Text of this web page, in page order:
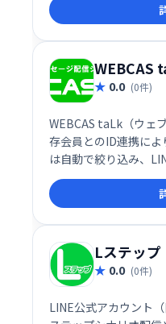
WEBCAS
0.0 (0件)
WEBCAS taLk（ウェ
存会員とのID連携によ
は自動で絞り込み、
ールです。
Lステップ
0.0 (0件)
LINE公式アカウント